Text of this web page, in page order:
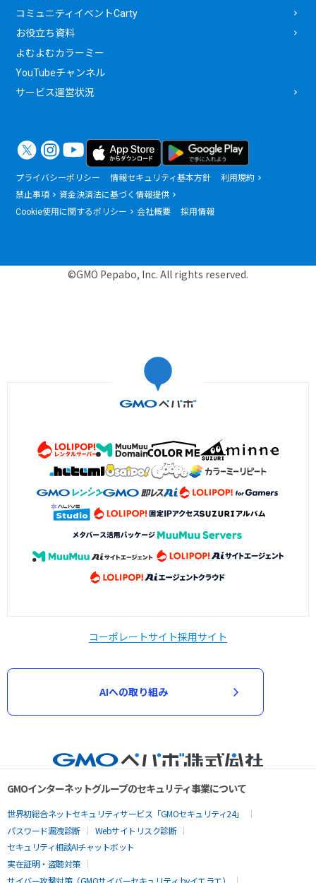
コミュニティイベントCarty
お役立ち資料
よむよむカラーミー
YouTubeチャンネル
サービス運営状況
プライバシーポリシー 情報セキュリティ基本方針
利用規約
禁止事項
資金決済法に基づく情報提供
Cookie使用に関するポリシー
会社概要 採用情報
©GMO Pepabo, Inc. All rights reserved.
コーポレートサイト採用サイト
AIへの取り組み
GMOインターネットグループのセキュリティ事業について
世界初総合ネットセキュリティサービス「GMOセキュリティ24」
パスワード漏洩診断
Webサイトリスク診断
セキュリティ相談AIチャットボット
実在証明・盗聴対策